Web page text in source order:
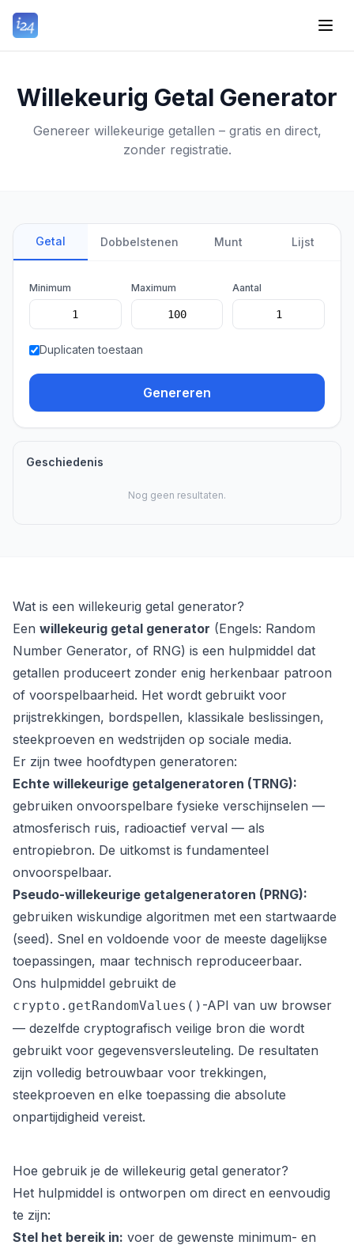
Willekeurig Getal Generator
Genereer willekeurige getallen – gratis en direct,
zonder registratie.
Getal Dobbelstenen Munt Lijst
Minimum Maximum Aantal
Duplicaten toestaan
Genereren
Geschiedenis
Nog geen resultaten.
Wat is een willekeurig getal generator?
Een willekeurig getal generator (Engels: Random
Number Generator, of RNG) is een hulpmiddel dat
getallen produceert zonder enig herkenbaar patroon
of voorspelbaarheid. Het wordt gebruikt voor
prijstrekkingen, bordspellen, klassikale beslissingen,
steekproeven en wedstrijden op sociale media.
Er zijn twee hoofdtypen generatoren:
Echte willekeurige getalgeneratoren (TRNG):
gebruiken onvoorspelbare fysieke verschijnselen —
atmosferisch ruis, radioactief verval — als
entropiebron. De uitkomst is fundamenteel
onvoorspelbaar.
Pseudo-willekeurige getalgeneratoren (PRNG):
gebruiken wiskundige algoritmen met een startwaarde
(seed). Snel en voldoende voor de meeste dagelijkse
toepassingen, maar technisch reproduceerbaar.
Ons hulpmiddel gebruikt de
crypto.getRandomValues() -API van uw browser
— dezelfde cryptografisch veilige bron die wordt
gebruikt voor gegevensversleuteling. De resultaten
zijn volledig betrouwbaar voor trekkingen,
steekproeven en elke toepassing die absolute
onpartijdigheid vereist.
Hoe gebruik je de willekeurig getal generator?
Het hulpmiddel is ontworpen om direct en eenvoudig
te zijn:
Stel het bereik in: voer de gewenste minimum- en